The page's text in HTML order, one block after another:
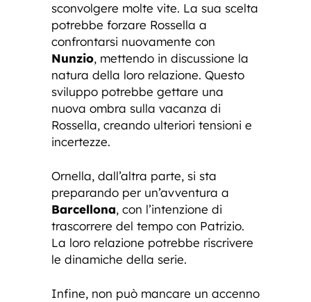
sconvolgere molte vite. La sua scelta
potrebbe forzare Rossella a
confrontarsi nuovamente con
Nunzio, mettendo in discussione la
natura della loro relazione. Questo
sviluppo potrebbe gettare una
nuova ombra sulla vacanza di
Rossella, creando ulteriori tensioni e
incertezze.
Ornella, dall’altra parte, si sta
preparando per un’avventura a
Barcellona, con l’intenzione di
trascorrere del tempo con Patrizio.
La loro relazione potrebbe riscrivere
le dinamiche della serie.
Infine, non può mancare un accenno